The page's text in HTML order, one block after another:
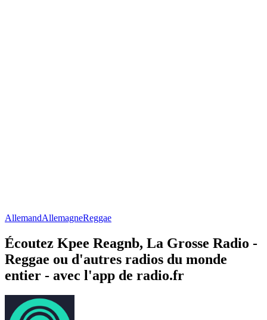
AllemandAllemagneReggae
Écoutez Kpee Reagnb, La Grosse Radio -
Reggae ou d'autres radios du monde
entier - avec l'app de radio.fr